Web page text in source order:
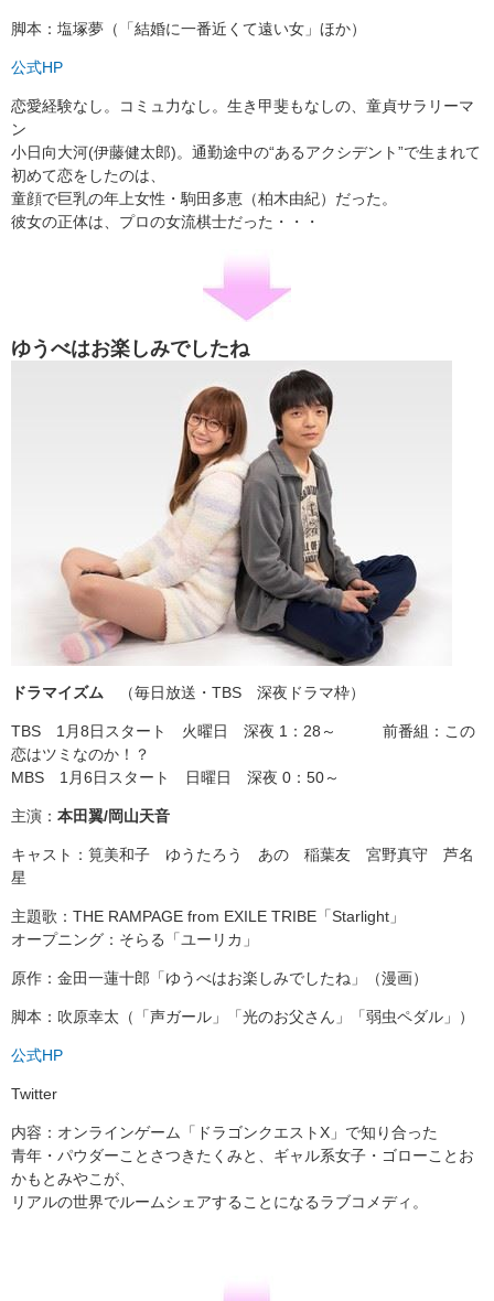
脚本：塩塚夢（「結婚に一番近くて遠い女」ほか）
公式HP
恋愛経験なし。コミュ力なし。生き甲斐もなしの、童貞サラリーマ
ン
小日向大河(伊藤健太郎)。通勤途中の“あるアクシデント”で生まれて
初めて恋をしたのは、
童顔で巨乳の年上女性・駒田多恵（柏木由紀）だった。
彼女の正体は、プロの女流棋士だった・・・
ゆうべはお楽しみでしたね
ドラマイズム （毎日放送・TBS 深夜ドラマ枠）
TBS 1月8日スタート 火曜日 深夜 1：28～ 前番組：この
恋はツミなのか！？
MBS 1月6日スタート 日曜日 深夜 0：50～
主演： 本田翼/岡山天音
キャスト：筧美和子 ゆうたろう あの 稲葉友 宮野真守 芦名
星
主題歌：THE RAMPAGE from EXILE TRIBE「Starlight」
オープニング：そらる「ユーリカ」
原作：金田一蓮十郎「ゆうべはお楽しみでしたね」（漫画）
脚本：吹原幸太（「声ガール」「光のお父さん」「弱虫ペダル」）
公式HP
Twitter
内容：オンラインゲーム「ドラゴンクエストX」で知り合った
青年・パウダーことさつきたくみと、ギャル系女子・ゴローことお
かもとみやこが、
リアルの世界でルームシェアすることになるラブコメディ。